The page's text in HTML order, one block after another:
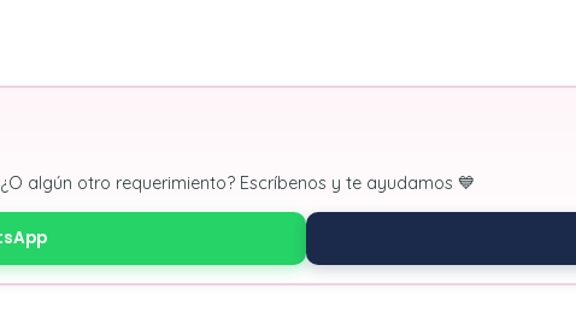
algún otro requerimiento? Escríbenos y te ayudamos 💙